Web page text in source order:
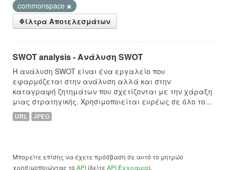
commonspace
Φίλτρα Αποτελεσμάτων
SWOT analysis - Ανάλυση SWOT
Η ανάλυση SWOT είναι ένα εργαλείο που
εφαρμόζεται στην ανάλυση αλλά και στην
καταγραφή ζητημάτων που σχετίζονται με την χάραξη
μιας στρατηγικής. Χρησιμοποιείται ευρέως σε όλο το...
URL JPEG
Μπορείτε επίσης να έχετε πρόσβαση σε αυτό το μητρώο
χρησιμοποιώντας το API (δείτε API Έγγραφα).